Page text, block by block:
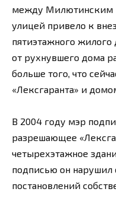
между Милютинским
улицей привело к
пятиэтажного жилого
от рухнувшего дома
больше того, что
«Лексгаранта» и
В 2004 году мэр
разрешающее
четырехэтажное
подписью он нарушил
постановлений